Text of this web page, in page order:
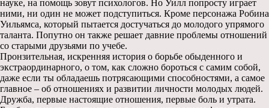
науке, на помощь зовут психологов. Но Уилл попросту играет
ними, ни один не может подступиться. Кроме персонажа Робина
Уильямса, который пытается достучаться до молодого упрямого
таланта. Попутно он также решает давние проблемы отношений
со старыми друзьями по учебе.
Пронзительная, искренняя история о борьбе обыденного и
экстраординарного, о том, как сложно бороться с самим собой,
даже если ты обладаешь потрясающими способностями, а самое
главное – об отношениях и развитии личности молодых людей.
Дружба, первые настоящие отношения, первые боль и утрата.